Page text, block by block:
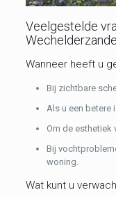
Veelgestelde
Wechelderzande
Wanneer heeft u
Bij zichtbare
Als u een betere
Om de esthetiek
Bij
woning.
Wat kunt u